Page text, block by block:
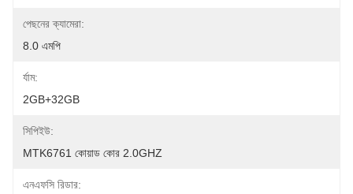
পেছনের ক্যামেরা:
8.0 এমপি
র্যাম:
2GB+32GB
সিপিইউ:
MTK6761 কোয়াড কোর 2.0GHZ
এনএফসি রিডার: